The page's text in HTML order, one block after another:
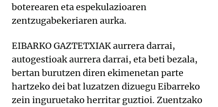
boterearen eta espekulazioaren
zentzugabekeriaren aurka.
EIBARKO GAZTETXIAK aurrera darrai,
autogestioak aurrera darrai, eta beti bezala,
bertan burutzen diren ekimenetan parte
hartzeko dei bat luzatzen dizuegu Eibarreko
zein inguruetako herritar guztioi. Zuentzako